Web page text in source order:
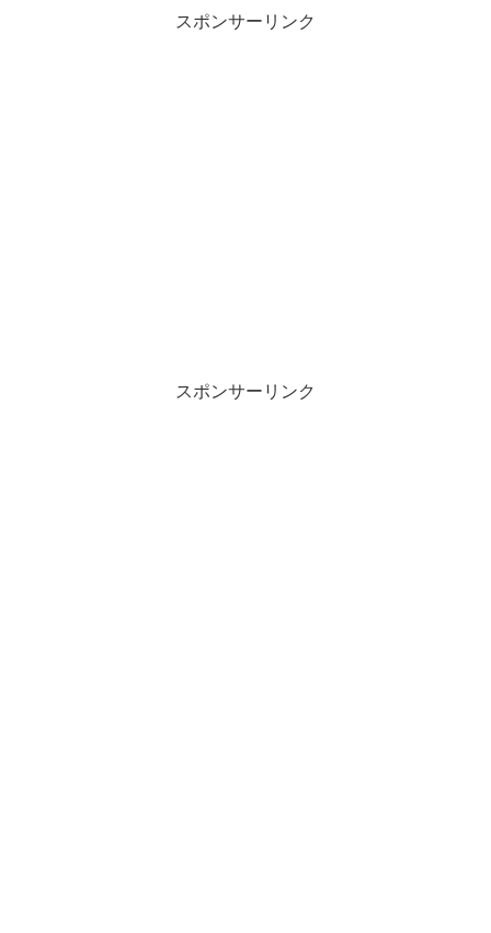
スポンサーリンク
スポンサーリンク